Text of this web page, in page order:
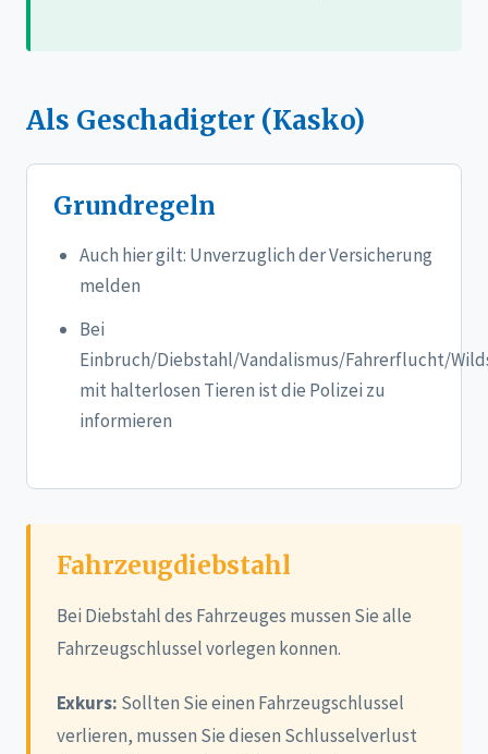
Als Geschadigter (Kasko)
Grundregeln
Auch hier gilt: Unverzuglich der Versicherung
melden
Bei
Einbruch/Diebstahl/Vandalismus/Fahrerflucht/
mit halterlosen Tieren ist die Polizei zu
informieren
Fahrzeugdiebstahl
Bei Diebstahl des Fahrzeuges mussen Sie alle
Fahrzeugschlussel vorlegen konnen.
Exkurs: Sollten Sie einen Fahrzeugschlussel
verlieren, mussen Sie diesen Schlusselverlust